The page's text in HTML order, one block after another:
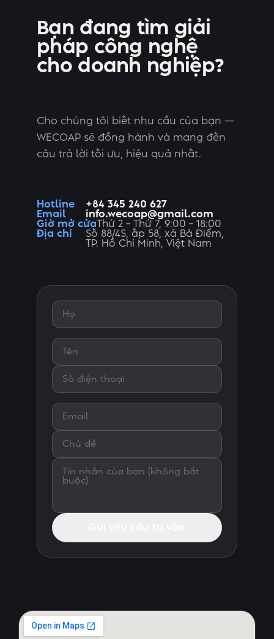
Bạn đang tìm giải
pháp công nghệ
cho doanh nghiệp?
Cho chúng tôi biết nhu cầu của bạn —
WECOAP sẽ đồng hành và mang đến
câu trả lời tối ưu, hiệu quả nhất.
Hotline
+84 345 240 627
Email
info.wecoap@gmail.com
Giờ mở cửaThứ 2 – Thứ 7, 9:00 – 18:00
Địa chỉ
Số 88/4S, ấp 58, xã Bà Điểm,
TP. Hồ Chí Minh, Việt Nam